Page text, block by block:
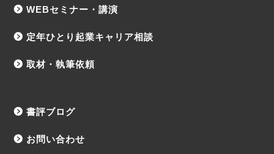
WEBセミナー・講演
定年ひとり起業キャリア相談
取材・執筆依頼
書評ブログ
お問い合わせ